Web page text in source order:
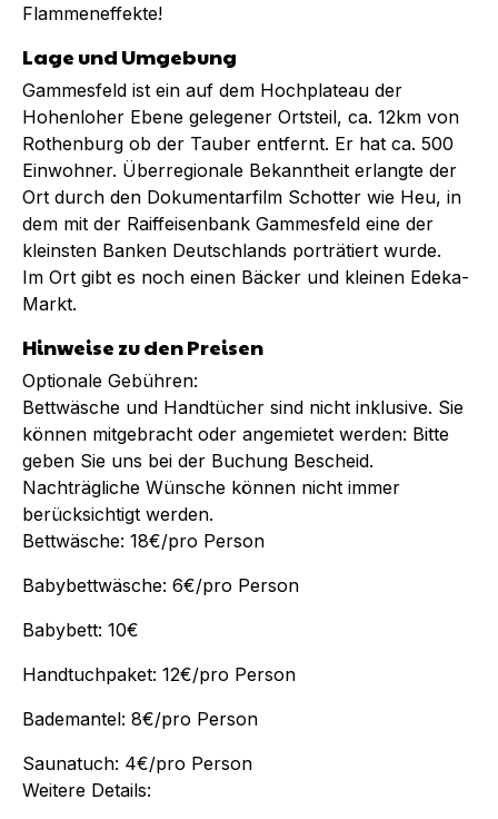
Flammeneffekte!
Lage und Umgebung
Gammesfeld ist ein auf dem Hochplateau der
Hohenloher Ebene gelegener Ortsteil, ca. 12km von
Rothenburg ob der Tauber entfernt. Er hat ca. 500
Einwohner. Überregionale Bekanntheit erlangte der
Ort durch den Dokumentarfilm Schotter wie Heu, in
dem mit der Raiffeisenbank Gammesfeld eine der
kleinsten Banken Deutschlands porträtiert wurde.
Im Ort gibt es noch einen Bäcker und kleinen Edeka-
Markt.
Hinweise zu den Preisen
Optionale Gebühren:
Bettwäsche und Handtücher sind nicht inklusive. Sie
können mitgebracht oder angemietet werden: Bitte
geben Sie uns bei der Buchung Bescheid.
Nachträgliche Wünsche können nicht immer
berücksichtigt werden.
Bettwäsche: 18€/pro Person
Babybettwäsche: 6€/pro Person
Babybett: 10€
Handtuchpaket: 12€/pro Person
Bademantel: 8€/pro Person
Saunatuch: 4€/pro Person
Weitere Details: